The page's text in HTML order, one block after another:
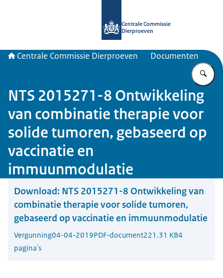
Centrale Commissie
Dierproeven
Centrale Commissie Dierproeven Documenten
NTS 2015271-8 Ontwikkeling
van combinatie therapie voor
solide tumoren, gebaseerd op
vaccinatie en
immuunmodulatie
Download: NTS 2015271-8 Ontwikkeling van
combinatie therapie voor solide tumoren,
gebaseerd op vaccinatie en immuunmodulatie
Vergunning04-04-2019PDF-document221.31 KB4
pagina's